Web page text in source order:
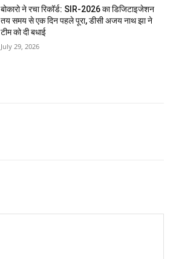
बोकारो ने रचा रिकॉर्ड: SIR-2026 का डिजिटाइजेशन
तय समय से एक दिन पहले पूरा, डीसी अजय नाथ झा ने
टीम को दी बधाई
July 29, 2026